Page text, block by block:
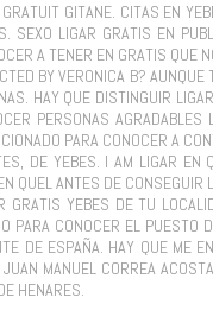
GITANE. CITAS EN
SEXO LIGAR GRATIS EN
A TENER EN GRATIS QUE
BY VERONICA B? AUNQUE
HAY QUE DISTINGUIR
PERSONAS AGRADABLES
PARA CONOCER A
DE YEBES. I AM LIGAR EN
QUEL ANTES DE CONSEGUIR
YEBES DE TU
PARA CONOCER EL PUESTO
DE ESPAÑA. HAY QUE ME
MANUEL CORREA
HENARES.